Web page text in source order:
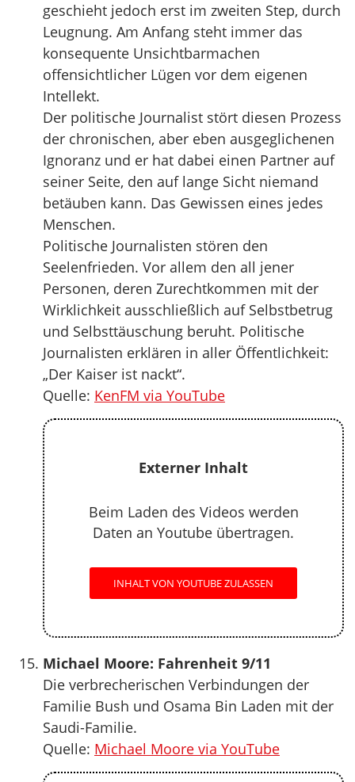
geschieht jedoch erst im zweiten Step, durch
Leugnung. Am Anfang steht immer das
konsequente Unsichtbarmachen
offensichtlicher Lügen vor dem eigenen
Intellekt.
Der politische Journalist stört diesen Prozess
der chronischen, aber eben ausgeglichenen
Ignoranz und er hat dabei einen Partner auf
seiner Seite, den auf lange Sicht niemand
betäuben kann. Das Gewissen eines jedes
Menschen.
Politische Journalisten stören den
Seelenfrieden. Vor allem den all jener
Personen, deren Zurechtkommen mit der
Wirklichkeit ausschließlich auf Selbstbetrug
und Selbsttäuschung beruht. Politische
Journalisten erklären in aller Öffentlichkeit:
„Der Kaiser ist nackt“.
Quelle: KenFM via YouTube
Externer Inhalt
Beim Laden des Videos werden
Daten an Youtube übertragen.
INHALT VON YOUTUBE ZULASSEN
Michael Moore: Fahrenheit 9/11
Die verbrecherischen Verbindungen der
Familie Bush und Osama Bin Laden mit der
Saudi-Familie.
Quelle: Michael Moore via YouTube